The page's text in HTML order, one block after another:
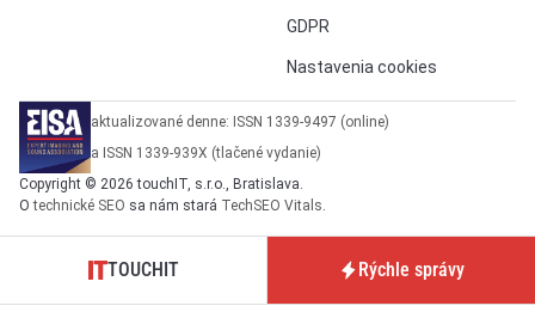
GDPR
Nastavenia cookies
aktualizované denne: ISSN 1339-9497 (online)
a ISSN 1339-939X (tlačené vydanie)
Copyright © 2026 touchIT, s.r.o., Bratislava.
Otechnické SEO sa nám stará TechSEO Vitals.
TOUCHIT Rýchle správy